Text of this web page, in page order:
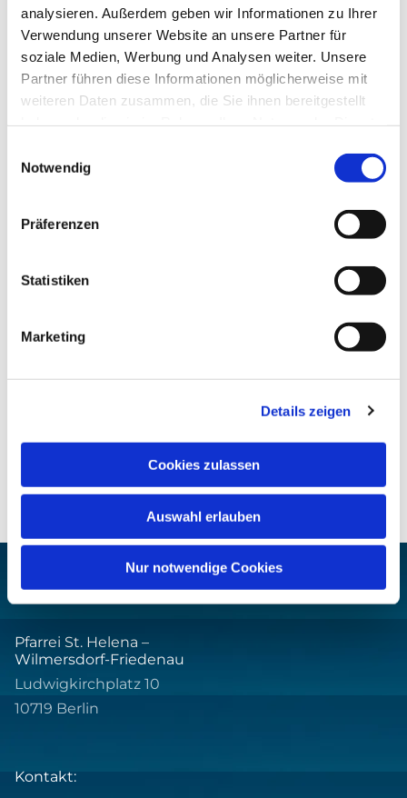
analysieren. Außerdem geben wir Informationen zu Ihrer
Verwendung unserer Website an unsere Partner für
soziale Medien, Werbung und Analysen weiter. Unsere
Partner führen diese Informationen möglicherweise mit
weiteren Daten zusammen, die Sie ihnen bereitgestellt
Notwendig
Präferenzen
Statistiken
Marketing
Details zeigen
Cookies zulassen
Auswahl erlauben
Nur notwendige Cookies
Dies könnte Sie auch
interessieren
Pfarrei St. Helena –
Wilmersdorf-Friedenau
Ludwigkirchplatz 10
10719 Berlin
Kontakt: